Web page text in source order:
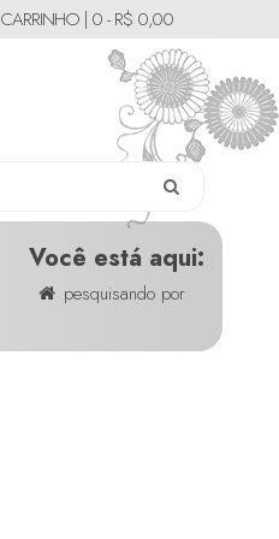
CARRINHO | 0 - R$ 0,00
Você está aqui:
pesquisando por